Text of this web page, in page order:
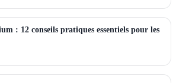
: 12 conseils pratiques essentiels pour les